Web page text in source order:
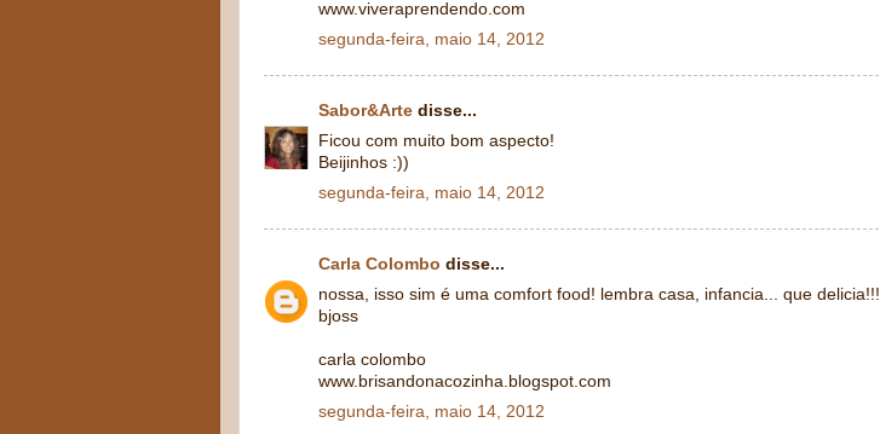
www.viveraprendendo.com
segunda-feira, maio 14, 2012
Sabor&Arte disse...
Ficou com muito bom aspecto!
Beijinhos :))
segunda-feira, maio 14, 2012
Carla Colombo disse...
nossa, isso sim é uma comfort food! lembra casa, infancia... que delicia!!!
bjoss
carla colombo
www.brisandonacozinha.blogspot.com
segunda-feira, maio 14, 2012